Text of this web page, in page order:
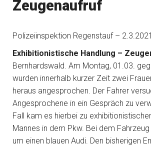
zahlen! kommentare &
Angebot … maxhütte-
Nutzen Sie aktuelle
angebote vor
Zeugenaufruf
Polizeiinspektion Regenstauf –
Exhibitionistische Handlung –
Bernhardswald. Am Montag, 01.03.
wurden innerhalb kurzer Zeit zwei
heraus angesprochen. Der Fahrer
Angesprochene in ein Gespräch zu
Fall kam es hierbei zu
Mannes in dem Pkw. Bei dem
um einen blauen Audi. Den bisherigen